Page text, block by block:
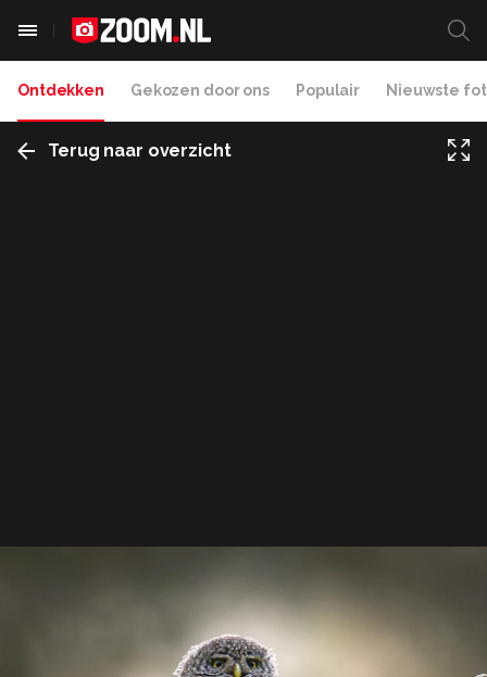
Ontdekken Gekozen door ons Populair Nieuwste
Terug naar overzicht